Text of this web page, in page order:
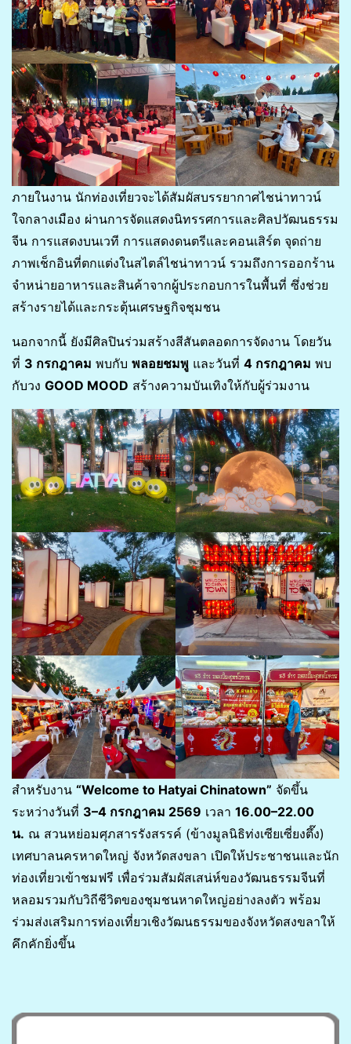
ภายในงาน นักท่องเที่ยวจะได้สัมผัสบรรยากาศไชน่าทาวน์
ใจกลางเมือง ผ่านการจัดแสดงนิทรรศการและศิลปวัฒนธรรม
จีน การแสดงบนเวที การแสดงดนตรีและคอนเสิร์ต จุดถ่าย
ภาพเช็กอินที่ตกแต่งในสไตล์ไชน่าทาวน์ รวมถึงการออกร้าน
จำหน่ายอาหารและสินค้าจากผู้ประกอบการในพื้นที่ ซึ่งช่วย
สร้างรายได้และกระตุ้นเศรษฐกิจชุมชน
นอกจากนี้ ยังมีศิลปินร่วมสร้างสีสันตลอดการจัดงาน โดยวัน
ที่ 3 กรกฎาคม พบกับ พลอยชมพู และวันที่ 4 กรกฎาคม พบ
กับวง GOOD MOOD สร้างความบันเทิงให้กับผู้ร่วมงาน
สำหรับงาน “Welcome to Hatyai Chinatown” จัดขึ้น
ระหว่างวันที่ 3–4 กรกฎาคม 2569 เวลา 16.00–22.00
น. ณ สวนหย่อมศุภสารรังสรรค์ (ข้างมูลนิธิท่งเซียเซี่ยงตึ๊ง)
เทศบาลนครหาดใหญ่ จังหวัดสงขลา เปิดให้ประชาชนและนัก
ท่องเที่ยวเข้าชมฟรี เพื่อร่วมสัมผัสเสน่ห์ของวัฒนธรรมจีนที่
หลอมรวมกับวิถีชีวิตของชุมชนหาดใหญ่อย่างลงตัว พร้อม
ร่วมส่งเสริมการท่องเที่ยวเชิงวัฒนธรรมของจังหวัดสงขลาให้
คึกคักยิ่งขึ้น